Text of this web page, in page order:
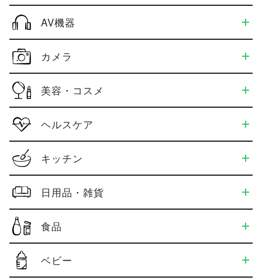
AV機器
カメラ
美容・コスメ
ヘルスケア
キッチン
日用品・雑貨
食品
ベビー